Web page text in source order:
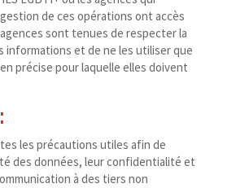
de ces opérations ont accès
sont tenues de respecter la
informations et de ne les utiliser que
précise pour laquelle elles doivent
les précautions utiles afin de
des données, leur confidentialité et
à des tiers non